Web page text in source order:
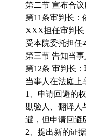
第二节 宣布合
第11条审判长：
XXX担任审判
受本院委托担任
第三节 告知当
第12条 审判长
当事人在法庭上
1
、申请回避的
勘验人、翻译人
避，但申请回避
2 、提出新的证